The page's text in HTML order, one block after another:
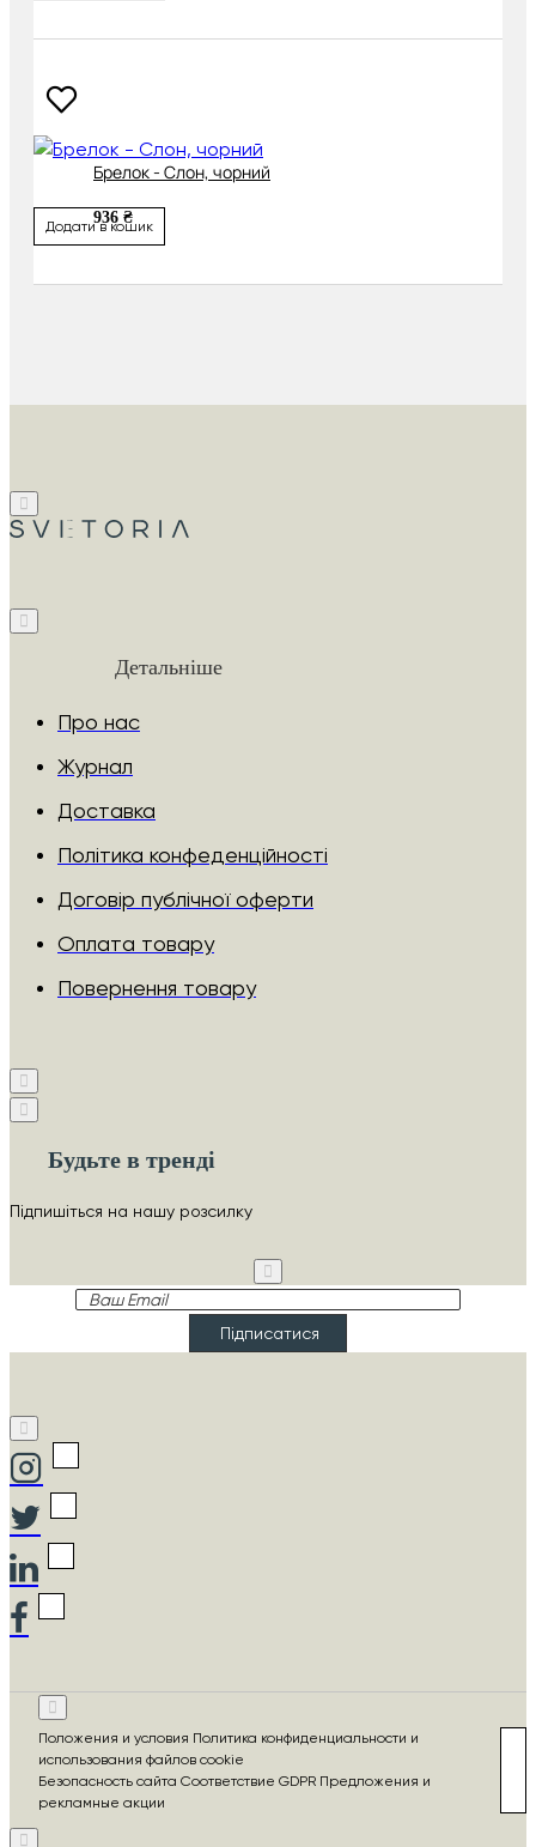
Брелок - Слон, чорний
936 ₴
Додати в кошик
Детальніше
Про нас
Журнал
Доставка
Політика конфеденційності
Договір публічної оферти
Оплата товару
Повернення товару
Будьте в тренді
Підпишіться на нашу розсилку
Ваш
Підписатися
Положения и условия Политика конфиденциальности и
использования файлов cookie
Безопасность сайта Соответствие GDPR Предложения и
рекламные акции